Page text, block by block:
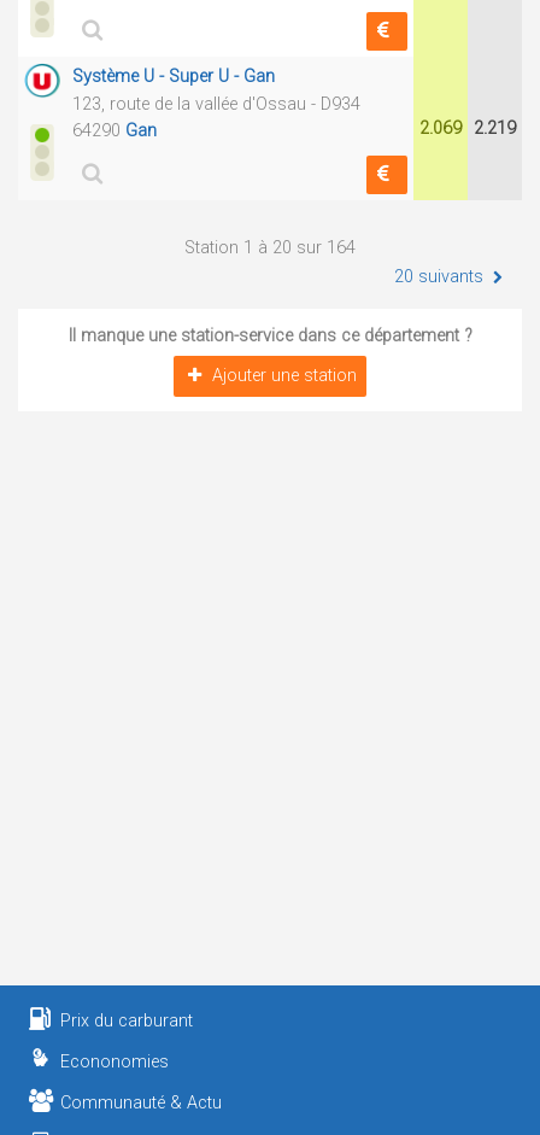
Système U - Super U - Gan
123, route de la vallée d'Ossau - D934
64290 Gan 2.069 2.219
Station 1 à 20 sur 164
20 suivants
Il manque une station-service dans ce département ?
Ajouter une station
Prix du carburant
Econonomies
Communauté & Actu